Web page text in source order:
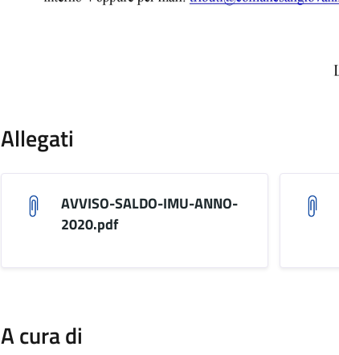
Allegati
AVVISO-SALDO-IMU-ANNO-
2020.pdf
A cura di